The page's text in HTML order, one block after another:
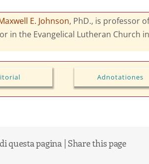
E. Johnson, PhD., is professor
in the Evangelical Lutheran Church
Adnotationes
questa pagina | Share this page